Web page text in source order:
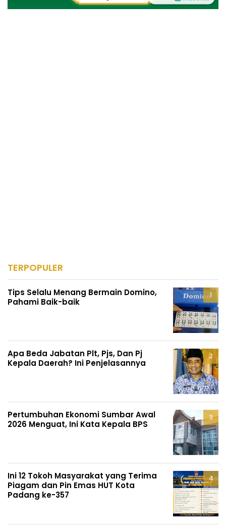
TERPOPULER
Tips Selalu Menang Bermain Domino,
Pahami Baik-baik
Apa Beda Jabatan Plt, Pjs, Dan Pj
Kepala Daerah? Ini Penjelasannya
Pertumbuhan Ekonomi Sumbar Awal
2026 Menguat, Ini Kata Kepala BPS
Ini 12 Tokoh Masyarakat yang Terima
Piagam dan Pin Emas HUT Kota
Padang ke-357